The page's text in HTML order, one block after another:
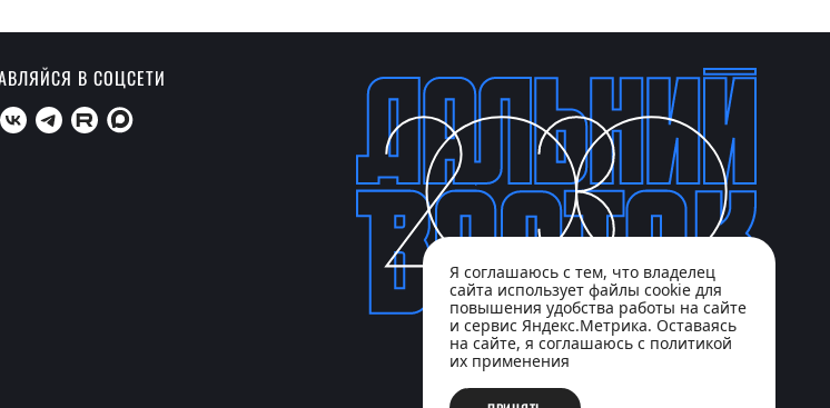
Я соглашаюсь с тем, что владелец
сайта использует файлы cookie для
повышения удобства работы на сайте
и сервис Яндекс.Метрика. Оставаясь
на сайте, я соглашаюсь с политикой
их применения
В СОЦСЕТИ